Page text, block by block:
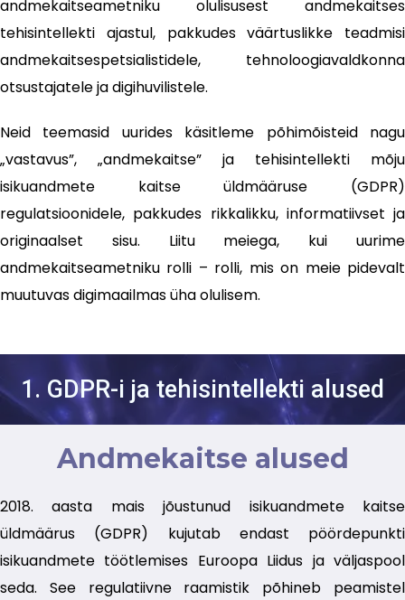
andmekaitseametniku olulisusest andmekaitses
tehisintellekti ajastul, pakkudes väärtuslikke teadmisi
andmekaitsespetsialistidele, tehnoloogiavaldkonna
otsustajatele ja digihuvilistele.
Neid teemasid uurides käsitleme põhimõisteid nagu
„vastavus”, „andmekaitse” ja tehisintellekti mõju
isikuandmete kaitse üldmääruse (GDPR)
regulatsioonidele, pakkudes rikkalikku, informatiivset ja
originaalset sisu. Liitu meiega, kui uurime
andmekaitseametniku rolli – rolli, mis on meie pidevalt
muutuvas digimaailmas üha olulisem.
1. GDPR-i ja tehisintellekti alused
Andmekaitse alused
2018. aasta mais jõustunud isikuandmete kaitse
üldmäärus (GDPR) kujutab endast pöördepunkti
isikuandmete töötlemises Euroopa Liidus ja väljaspool
seda. See regulatiivne raamistik põhineb peamistel